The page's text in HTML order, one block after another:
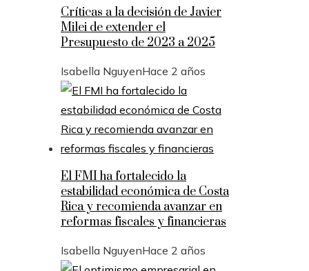
Críticas a la decisión de Javier
Milei de extender el
Presupuesto de 2023 a 2025
Isabella NguyenHace 2 años
El FMI ha fortalecido la
estabilidad económica de Costa
Rica y recomienda avanzar en
reformas fiscales y financieras
Isabella NguyenHace 2 años